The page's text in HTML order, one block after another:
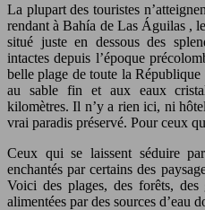
La plupart des touristes
rendant à Bahía de Las Águilas ,
situé juste en dessous des
intactes depuis l’époque
belle plage de toute la
au sable fin et aux eaux
kilomètres. Il n’y a rien ici, ni
vrai paradis préservé. Pour ceux
Ceux qui se laissent séduire
enchantés par certains des
Voici des plages, des forêts, des
alimentées par des sources d’eau